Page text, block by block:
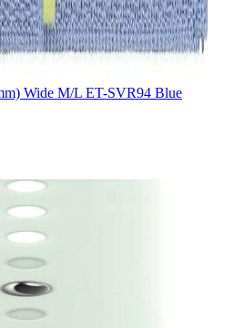
Wide M/L ET-SVR94 Blue